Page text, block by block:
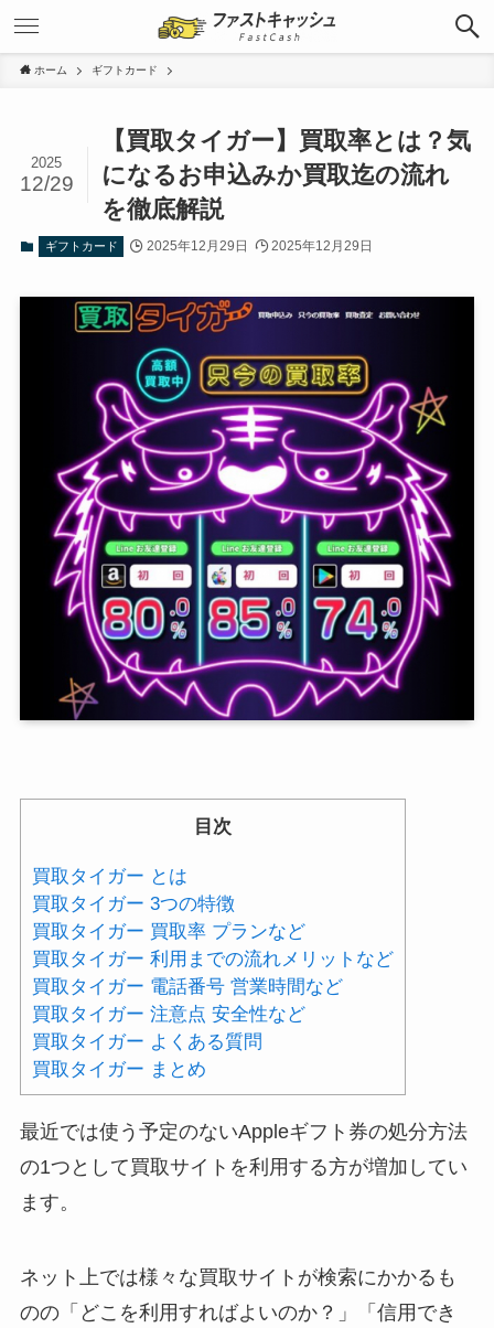
ホーム ギフトカード
【買取タイガー】買取率とは？気
になるお申込みか買取迄の流れ
を徹底解説
2025
12/29
ギフトカード 2025年12月29日 2025年12月29日
目次
買取タイガー とは
買取タイガー 3つの特徴
買取タイガー 買取率 プランなど
買取タイガー 利用までの流れメリットなど
買取タイガー 電話番号 営業時間など
買取タイガー 注意点 安全性など
買取タイガー よくある質問
買取タイガー まとめ
最近では使う予定のないAppleギフト券の処分方法
の1つとして買取サイトを利用する方が増加してい
ます。
ネット上では様々な買取サイトが検索にかかるも
のの「どこを利用すればよいのか？」「信用でき